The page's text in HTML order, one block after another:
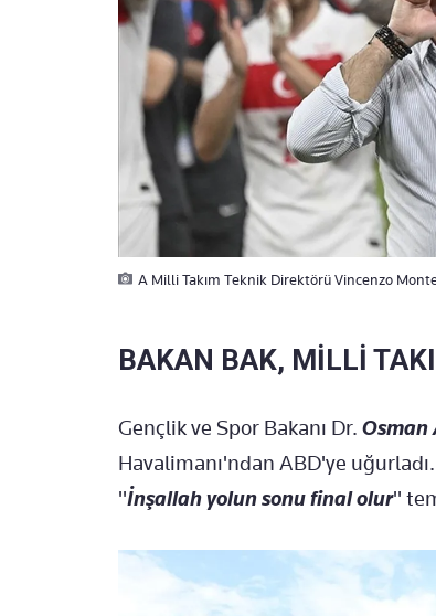
A Milli Takım Teknik Direktörü Vincenzo
BAKAN BAK, MİLLİ
Gençlik ve Spor Bakanı Dr. Osman
Havalimanı'ndan ABD'ye
"İnşallah yolun sonu final olur"